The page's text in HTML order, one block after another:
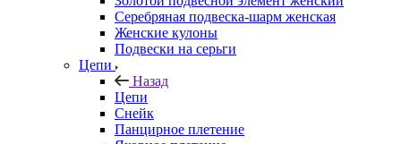
Серебряная подвеска-шарм женская
Женские кулоны
Подвески на серьги
Цепи
Назад
Цепи
Снейк
Панцирное плетение